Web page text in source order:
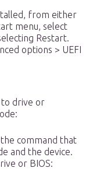
from either
menu, select
Restart.
options > UEFI
drive or
command that
and the device.
or BIOS: